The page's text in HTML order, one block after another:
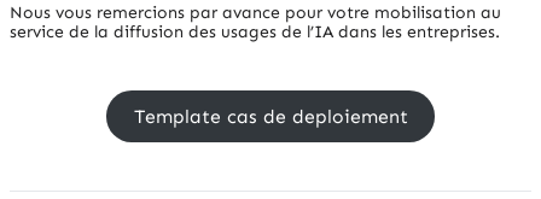
Nous vous remercions par avance pour votre mobilisation au
service de la diffusion des usages de l’IA dans les entreprises.
Template cas de deploiement